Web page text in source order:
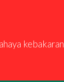
kebakaran